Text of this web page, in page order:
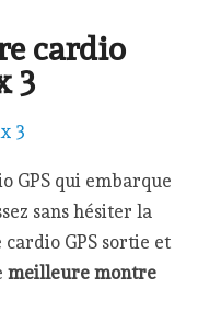
cardio
3
GPS qui embarque
sans hésiter la
GPS sortie et
meilleure montre